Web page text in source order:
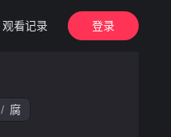
观看记录 登录
/ 腐